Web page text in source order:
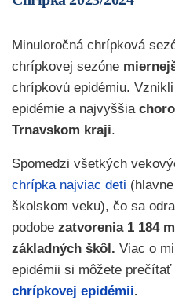
Minuloročná chrípková
chrípkovej sezóne
chrípkovú epidémiu.
epidémie a najvyššia
Trnavskom kraji.
Spomedzi všetkých
chrípka najviac deti
školskom veku), čo sa
podobe zatvorenia 1 184
základných škôl. Viac o
epidémii si môžete prečítať
chrípkovej epidémii.